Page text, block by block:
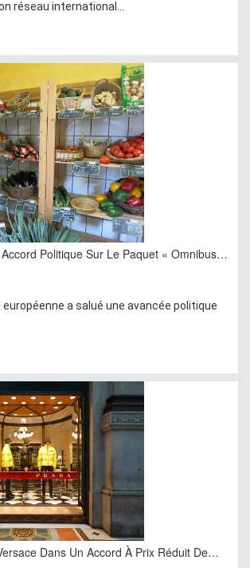
réseau international...
Accord Politique Sur Le Paquet « Omnibus…
européenne a salué une avancée politique
Dans Un Accord À Prix Réduit De…